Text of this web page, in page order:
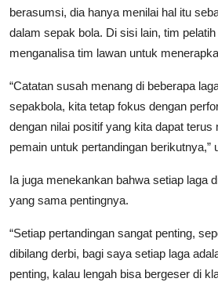
berasumsi, dia hanya menilai hal itu
dalam sepak bola. Di sisi lain, tim
menganalisa tim lawan untuk
“Catatan susah menang di beberapa
sepakbola, kita tetap fokus dengan
dengan nilai positif yang kita dapat terus
pemain untuk pertandingan berikutnya,”
Ia juga menekankan bahwa setiap laga
yang sama pentingnya.
“Setiap pertandingan sangat penting,
dibilang derbi, bagi saya setiap laga
penting, kalau lengah bisa bergeser di